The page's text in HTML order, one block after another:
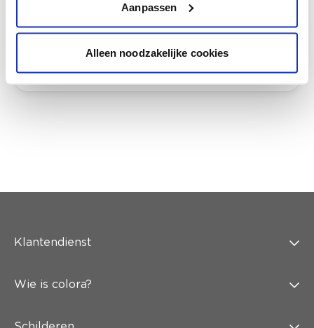
Aanpassen
Alleen noodzakelijke cookies
Krijg kleuradvies op basis van de lichtinval
Krijg ineens een technologische check-up
van je muren.
Klantendienst
Wie is colora?